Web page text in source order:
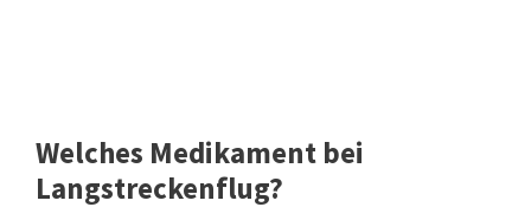
Welches Medikament bei
Langstreckenflug?